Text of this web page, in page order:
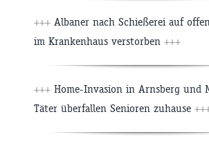
+++ Albaner nach Schießerei auf
im Krankenhaus verstorben +++
+++ Home-Invasion in Arnsberg und
Täter überfallen Senioren zuhause